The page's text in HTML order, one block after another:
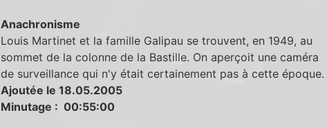
Anachronisme
Louis Martinet et la famille Galipau se trouvent, en 1949, au
sommet de la colonne de la Bastille. On aperçoit une caméra
de surveillance qui n'y était certainement pas à cette époque.
Ajoutée le 18.05.2005
Minutage : 00:55:00